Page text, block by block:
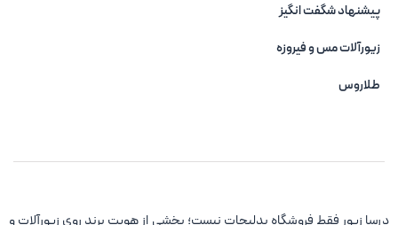
پیشنهاد شگفت انگیز
زیورآلات مس و فیروزه‌
طلاروس